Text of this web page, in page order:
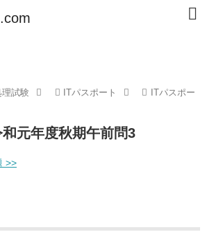
理試験 ITパスポート
ITパスポー
元年度秋期午前問3
>>